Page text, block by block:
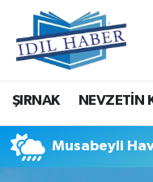
ŞIRNAK NEVZETİN
Musabeyli
Nöbetçi
Hava Durumu
Trafik Durumu